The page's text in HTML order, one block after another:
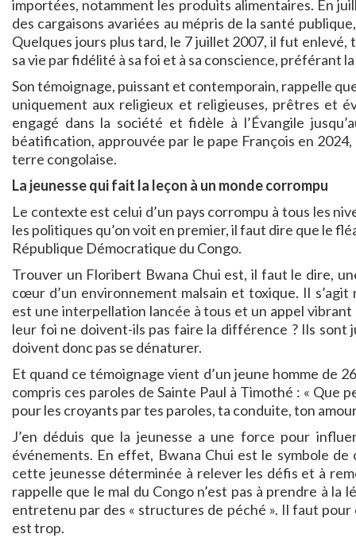
importées, notamment les produits alimentaires. En
des cargaisons avariées au mépris de la santé
Quelques jours plus tard, le 7 juillet 2007, il fut enlevé,
sa vie par fidélité à sa foi et à sa conscience, préférant
Son témoignage, puissant et contemporain, rappelle
uniquement aux religieux et religieuses, prêtres et
engagé dans la société et fidèle à l’Évangile
béatification, approuvée par le pape François en
terre congolaise.
La jeunesse qui fait la leçon à un monde corrompu
Le contexte est celui d’un pays corrompu à tous les
les politiques qu’on voit en premier, il faut dire que le
République Démocratique du Congo.
Trouver un Floribert Bwana Chui est, il faut le dire,
cœur d’un environnement malsain et toxique. Il
est une interpellation lancée à tous et un appel
leur foi ne doivent-ils pas faire la différence ? Ils
doivent donc pas se dénaturer.
Et quand ce témoignage vient d’un jeune homme de
compris ces paroles de Sainte Paul à Timothé : « Que
pour les croyants par tes paroles, ta conduite, ton
J’en déduis que la jeunesse a une force pour
événements. En effet, Bwana Chui est le symbole
cette jeunesse déterminée à relever les défis et à
rappelle que le mal du Congo n’est pas à prendre à
entretenu par des « structures de péché ». Il faut
est trop.